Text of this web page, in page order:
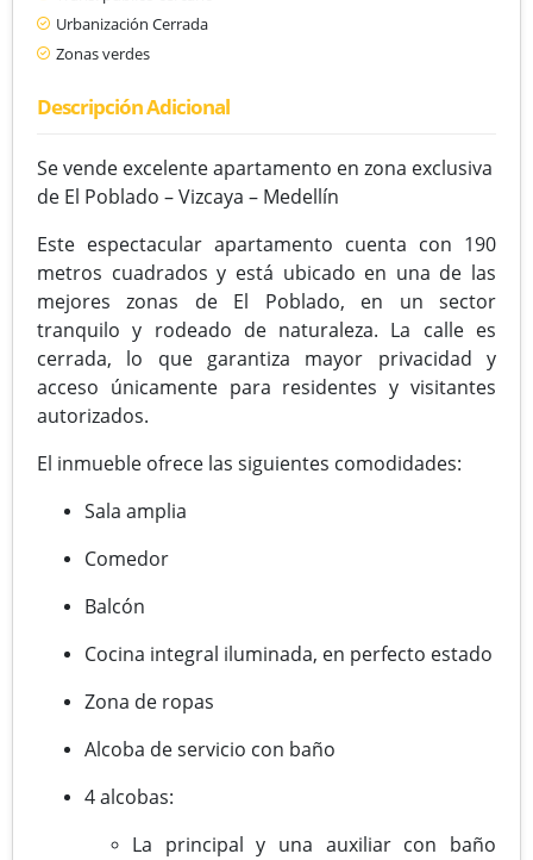
Urbanización Cerrada
Zonas verdes
Descripción Adicional
Se vende excelente apartamento en zona exclusiva
de El Poblado – Vizcaya – Medellín
Este espectacular apartamento cuenta con 190
metros cuadrados y está ubicado en una de las
mejores zonas de El Poblado, en un sector
tranquilo y rodeado de naturaleza. La calle es
cerrada, lo que garantiza mayor privacidad y
acceso únicamente para residentes y visitantes
autorizados.
El inmueble ofrece las siguientes comodidades:
Sala amplia
Comedor
Balcón
Cocina integral iluminada, en perfecto estado
Zona de ropas
Alcoba de servicio con baño
4 alcobas:
La principal y una auxiliar con baño